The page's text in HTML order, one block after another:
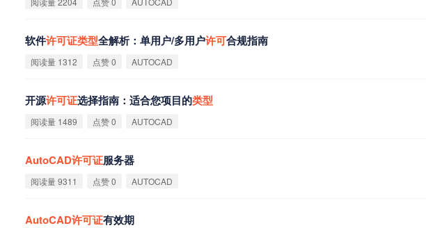
软件许可证类型全解析：单用户/多用户许可合规指南
阅读量 1312 点赞 0 AUTOCAD
开源许可证选择指南：适合您项目的类型
阅读量 1489 点赞 0 AUTOCAD
AutoCAD许可证服务器
阅读量 9311 点赞 0 AUTOCAD
AutoCAD许可证有效期